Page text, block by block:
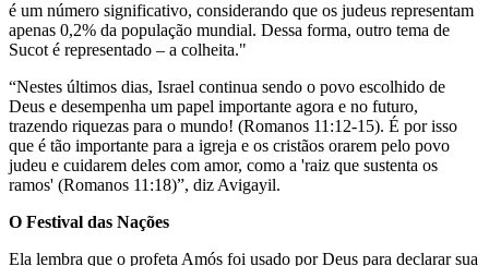
é um número significativo, considerando que os judeus representam
apenas 0,2% da população mundial. Dessa forma, outro tema de
Sucot é representado – a colheita."
“Nestes últimos dias, Israel continua sendo o povo escolhido de
Deus e desempenha um papel importante agora e no futuro,
trazendo riquezas para o mundo! (Romanos 11:12-15). É por isso
que é tão importante para a igreja e os cristãos orarem pelo povo
judeu e cuidarem deles com amor, como a 'raiz que sustenta os
ramos' (Romanos 11:18)”, diz Avigayil.
O Festival das Nações
Ela lembra que o profeta Amós foi usado por Deus para declarar sua